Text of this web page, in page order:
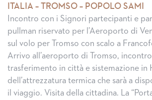
ITALIA – TROMSO – POPOLO SAMI
Incontro con i Signori partecipanti e
pullman riservato per l’Aeroporto di
sul volo per Tromso con scalo a
Arrivo all’aeroporto di Tromso,
trasferimento in città e sistemazione in
dell’attrezzatura termica che sarà a
il viaggio. Visita della cittadina. La